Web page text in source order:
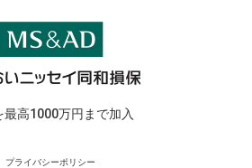
最高1000万円まで加入
プライバシーポリシー